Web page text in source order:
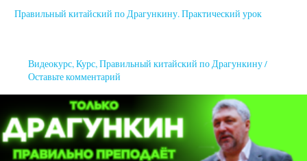
Правильный китайский по Драгункину. Практический урок
Видеокурс,Курс,Правильный китайский по Драгункину/
Оставьте комментарий
Правильный
Драгункину.
Практический